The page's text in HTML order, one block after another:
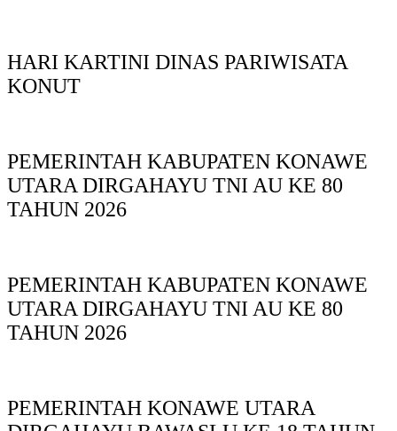
HARI KARTINI DINAS PARIWISATA
KONUT
PEMERINTAH KABUPATEN KONAWE
UTARA DIRGAHAYU TNI AU KE 80
TAHUN 2026
PEMERINTAH KABUPATEN KONAWE
UTARA DIRGAHAYU TNI AU KE 80
TAHUN 2026
PEMERINTAH KONAWE UTARA